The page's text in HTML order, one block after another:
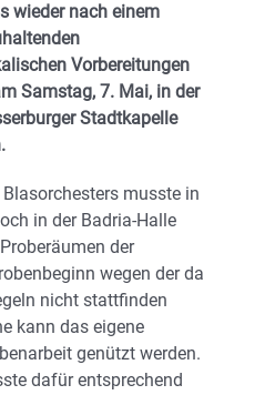
wieder nach einem
Vorbereitungen
Samstag, 7. Mai, in der
Stadtkapelle
musste in
in der Badria-Halle
der
wegen der da
nicht stattfinden
kann das eigene
genützt werden.
dafür entsprechend